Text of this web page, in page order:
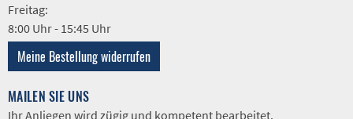
Freitag:
8:00 Uhr - 15:45 Uhr
Meine Bestellung widerrufen
MAILEN SIE UNS
Ihr Anliegen wird zügig und kompetent bearbeitet.